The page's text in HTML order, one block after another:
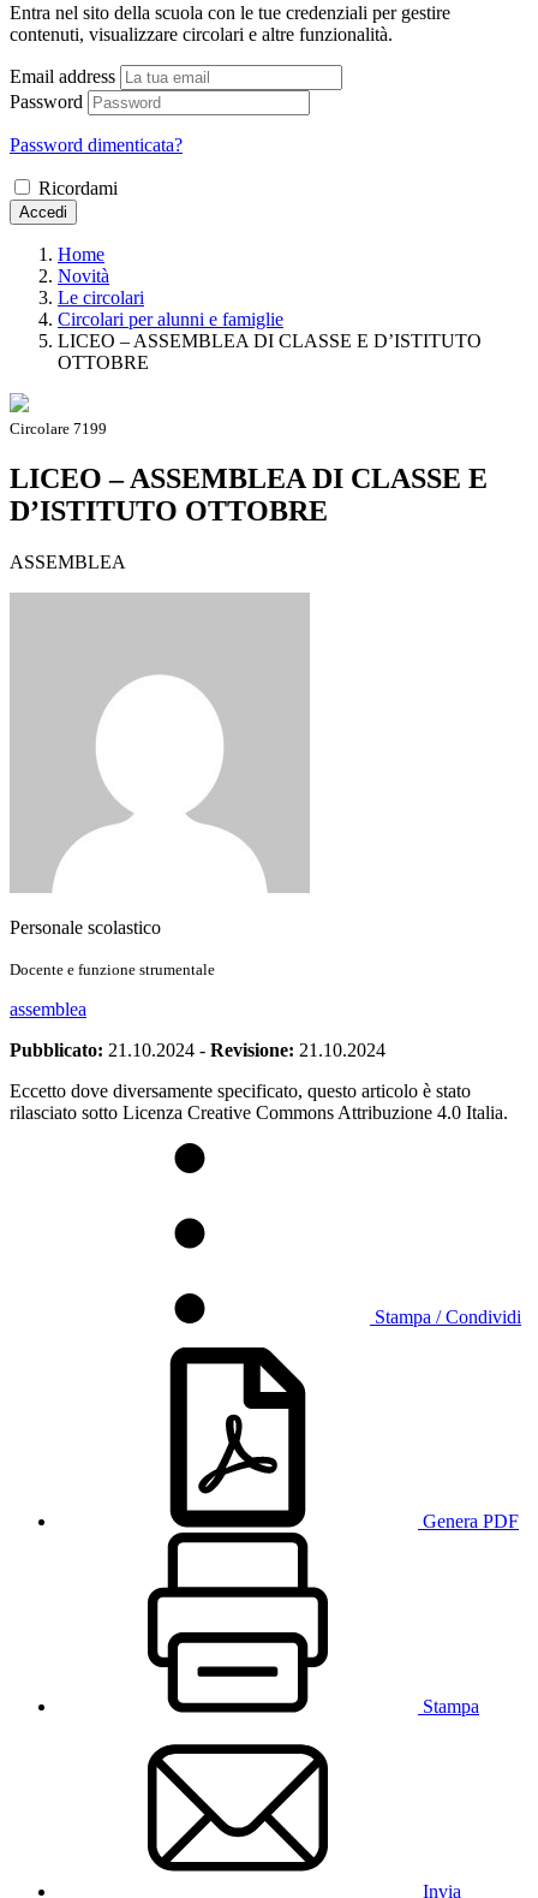
Entra nel sito della scuola con le tue credenziali per gestire
contenuti, visualizzare circolari e altre funzionalità.
Email address
Password
Password dimenticata?
Ricordami
Accedi
Home
Novità
Le circolari
Circolari per alunni e famiglie
LICEO – ASSEMBLEA DI CLASSE E D’ISTITUTO
OTTOBRE
Circolare 7199
LICEO – ASSEMBLEA DI CLASSE E
D’ISTITUTO OTTOBRE
ASSEMBLEA
Personale scolastico
Docente e funzione strumentale
assemblea
Pubblicato: 21.10.2024 - Revisione: 21.10.2024
Eccetto dove diversamente specificato, questo articolo è stato
rilasciato sotto Licenza Creative Commons Attribuzione 4.0 Italia.
Stampa / Condividi
Genera PDF
Stampa
Invia